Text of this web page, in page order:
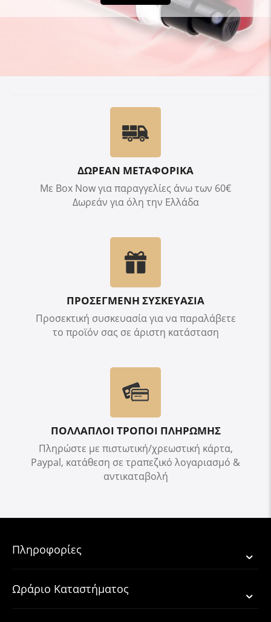
ΔΩΡΕΑΝ ΜΕΤΑΦΟΡΙΚΑ
Με Box Now για παραγγελίες άνω των 60€
Δωρεάν για όλη την Ελλάδα
ΠΡΟΣΕΓΜΕΝΗ ΣΥΣΚΕΥΑΣΙΑ
Προσεκτική συσκευασία για να παραλάβετε
το προϊόν σας σε άριστη κατάσταση
ΠΟΛΛΑΠΛΟΙ ΤΡΟΠΟΙ ΠΛΗΡΩΜΗΣ
Πληρώστε με πιστωτική/χρεωστική κάρτα,
Paypal, κατάθεση σε τραπεζικό λογαριασμό &
αντικαταβολή
Πληροφορίες
Ωράριο Καταστήματος